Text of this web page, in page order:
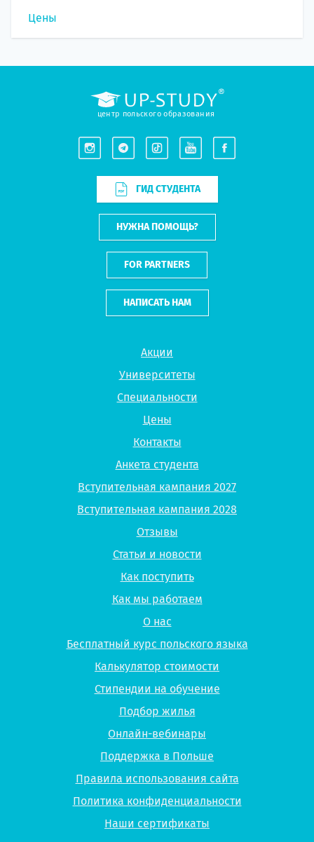
Цены
Акции
Университеты
Специальности
Цены
Контакты
Анкета студента
Вступительная кампания 2027
Вступительная кампания 2028
Отзывы
Статьи и новости
Как поступить
Как мы работаем
О нас
Бесплатный курс польского языка
Калькулятор стоимости
Стипендии на обучение
Подбор жилья
Онлайн-вебинары
Поддержка в Польше
Правила использования сайта
Политика конфиденциальности
Наши сертификаты
центр польского образования
ГИД СТУДЕНТА
НУЖНА ПОМОЩЬ?
FOR PARTNERS
НАПИСАТЬ НАМ